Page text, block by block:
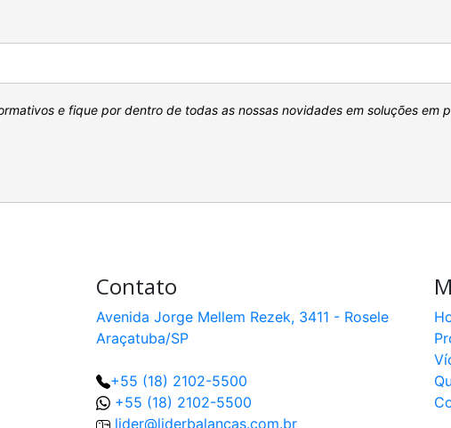
e fique por dentro de todas as nossas novidades em soluções em
Contato
Avenida Jorge Mellem Rezek, 3411 - Rosele
Araçatuba/SP
+55 (18) 2102-5500
+55 (18) 2102-5500
lider@liderbalancas.com.br